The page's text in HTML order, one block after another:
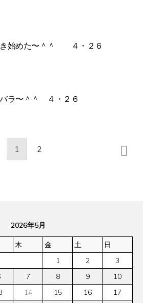
き始めた〜＾＾ ４・２６
ラ〜＾＾ ４・２６
1 2
2026年5月
木 金 土
日
1
2
3
7 8 9
10
14 15 16
17